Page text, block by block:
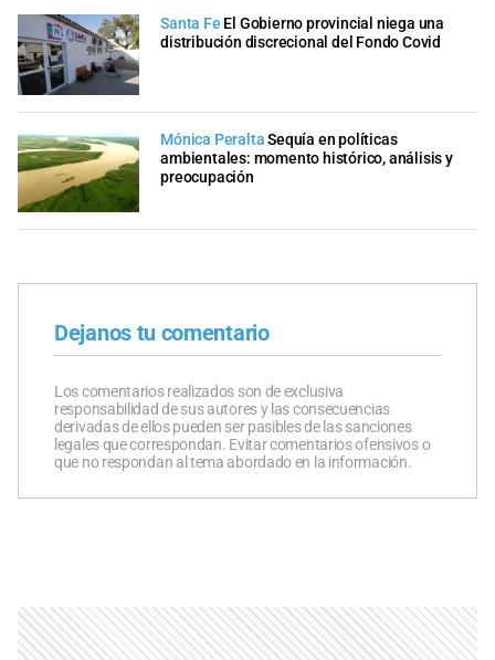
Santa Fe El Gobierno provincial niega una
distribución discrecional del Fondo Covid
Mónica PeraltaSequía en políticas
ambientales: momento histórico, análisis y
preocupación
Dejanos tu comentario
Los comentarios realizados son de exclusiva
responsabilidad de sus autores y las consecuencias
derivadas de ellos pueden ser pasibles de las sanciones
legales que correspondan. Evitar comentarios ofensivos o
que no respondan al tema abordado en la información.